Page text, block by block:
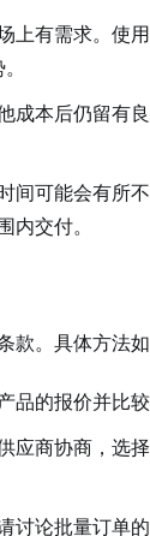
上有需求。使
成本后仍留有
间可能会有所
内交付。
款。具体方法
品的报价并比
应商协商，选
讨论批量订单